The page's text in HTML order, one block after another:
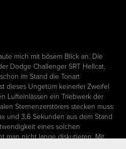
mich mit bösem Blick an. Die
Dodge Challenger SRT Hellcat.
im Stand die Tonart
dieses Ungetüm keinerlei Zweifel
Lufteinlässen ein Triebwerk der
Sternenzerstörers stecken muss:
und 3,6 Sekunden aus dem Stand
eines solchen
man nicht lange diskutieren. Mit